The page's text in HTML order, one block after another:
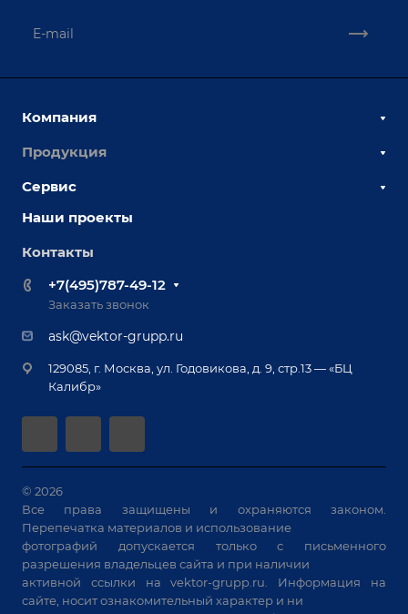
Компания
О компании
Выставки и мероприятия
Вопрос ответ
Реквизиты
Документы
Продукция
Сборочно-сварочные столы
Оснастка для сварочных столов
Оборудование для приварки крепежа
Приварной крепеж
Специализированные решения для сварки
Позиционеры и вращатели
Машины контактной сварки
Универсальные зажимы
Системы аспирации
Станки лазерной резки
Решения для учебных заведений
Сервис
Сервисное обслуживание
Обучение
Лизинг
Гарантия
автоматизации
Наши проекты
Контакты
+7(495)787-49-12
Заказать звонок
ask@vektor-grupp.ru
129085, г. Москва, ул. Годовикова, д. 9, стр.13 — «БЦ
Калибр»
© 2026
Все права защищены и охраняются законом.
Перепечатка материалов и использование
фотографий допускается только с письменного
разрешения владельцев сайта и при наличии
активной ссылки наvektor-grupp.ru . Информация на
сайте, носит ознакомительный характер и ни